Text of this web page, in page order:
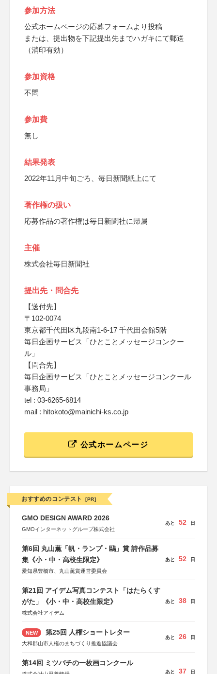
参加方法
公式ホームページの応募フォームより投稿
または、提出物を下記提出先までハガキにて郵送
（消印有効）
参加資格
不問
参加費
無し
結果発表
2022年11月中旬ごろ、毎日新聞紙上にて
著作権の扱い
応募作品の著作権は毎日新聞社に帰属
主催
株式会社毎日新聞社
提出先・問合先
【送付先】
〒102-0074
東京都千代田区九段南1-6-17 千代田会館5階
毎日企画サービス「ひとことメッセージコンクー
ル」
【問合先】
毎日企画サービス「ひとことメッセージコンクール
事務局」
tel : 03-6265-6814
mail : hitokoto@mainichi-ks.co.jp
公式ホームページ
おすすめのコンテスト [PR]
GMO DESIGN AWARD 2026
GMOインターネットグループ株式会社
あと 52 日
第6回 丸山薫「帆・ランプ・鷗」賞 詩作品募
集《小・中・高校生限定》
愛知県豊橋市、丸山薫賞運営委員会
あと 52 日
第21回 アイデム写真コンテスト「はたらくす
がた」《小・中・高校生限定》
株式会社アイデム
あと 38 日
NEW 第25回 人権ショートレター
大和郡山市人権のまちづくり推進協議会
あと 26 日
第14回 ミツバチの一枚画コンクール
あと 37 日